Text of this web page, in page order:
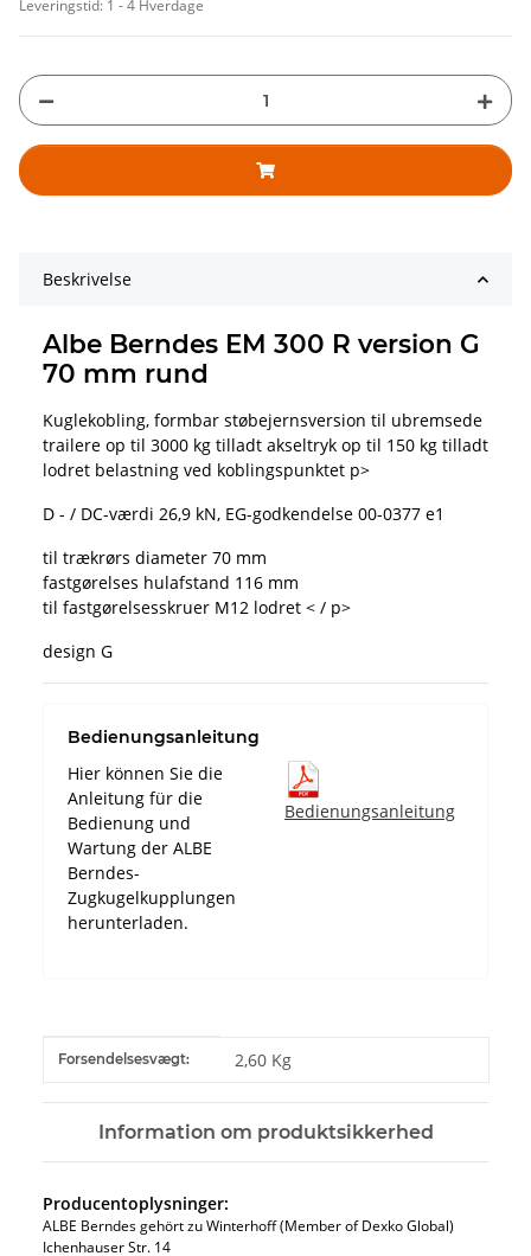
Leveringstid: 1 - 4 Hverdage
Beskrivelse
Albe Berndes EM 300 R version G
70 mm rund
Kuglekobling, formbar støbejernsversion til ubremsede
trailere op til 3000 kg tilladt akseltryk op til 150 kg tilladt
lodret belastning ved koblingspunktet p>
D - / DC-værdi 26,9 kN, EG-godkendelse 00-0377 e1
til trækrørs diameter 70 mm
fastgørelses hulafstand 116 mm
til fastgørelsesskruer M12 lodret < / p>
design G
Bedienungsanleitung
Hier können Sie die
Anleitung für die
Bedienung und
Wartung der ALBE
Berndes-
Zugkugelkupplungen
herunterladen.
Bedienungsanleitung
#productDetails.itemInformation#
#productDetails.itemValue#
Forsendelsesvægt: 2,60 Kg
Information om produktsikkerhed
Producentoplysninger:
ALBE Berndes gehört zu Winterhoff (Member of Dexko Global)
Ichenhauser Str. 14